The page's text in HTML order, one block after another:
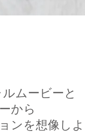
ムービーと
から
ンを想像し